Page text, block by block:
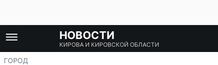
НОВОСТИ
КИРОВА И КИРОВСКОЙ ОБЛАСТИ
ГОРОД